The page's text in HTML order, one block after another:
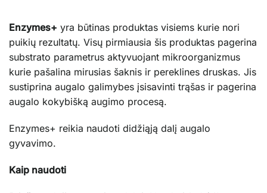
Enzymes+ yra būtinas produktas visiems kurie nori
puikių rezultatų. Visų pirmiausia šis produktas pagerina
substrato parametrus aktyvuojant mikroorganizmus
kurie pašalina mirusias šaknis ir pereklines druskas. Jis
sustiprina augalo galimybes įsisavinti trąšas ir pagerina
augalo kokybišką augimo procesą.
Enzymes+ reikia naudoti didžiąją dalį augalo
gyvavimo.
Kaip naudoti